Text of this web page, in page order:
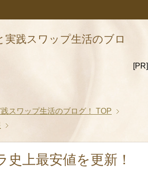
実践スワップ生活のブロ
[PR]
スワップ生活のブログ！
TOP
史上最安値を更新！